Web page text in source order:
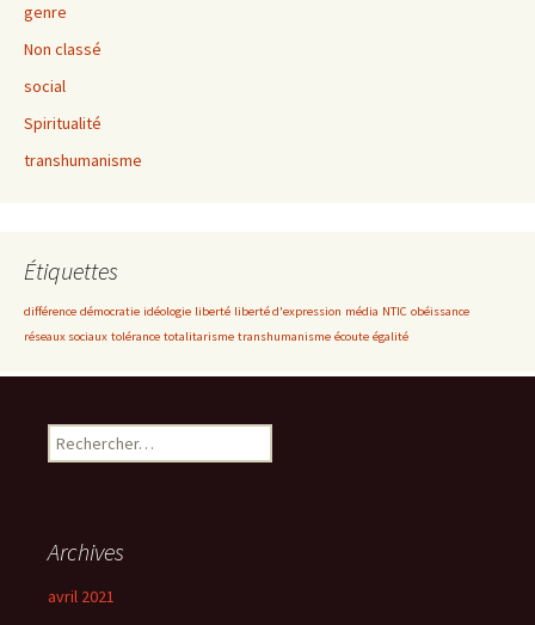
genre
Non classé
social
Spiritualité
transhumanisme
Étiquettes
différence démocratie idéologie liberté liberté d'expression média NTIC obéissance
réseaux sociaux tolérance totalitarisme transhumanisme écoute égalité
Rechercher :
Archives
avril 2021